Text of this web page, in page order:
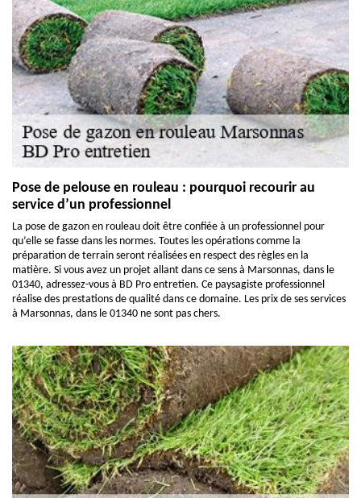
Pose de pelouse en rouleau : pourquoi recourir au
service d’un professionnel
La pose de gazon en rouleau doit être confiée à un professionnel pour
qu’elle se fasse dans les normes. Toutes les opérations comme la
préparation de terrain seront réalisées en respect des règles en la
matière. Si vous avez un projet allant dans ce sens à Marsonnas, dans le
01340, adressez-vous à BD Pro entretien. Ce paysagiste professionnel
réalise des prestations de qualité dans ce domaine. Les prix de ses services
à Marsonnas, dans le 01340 ne sont pas chers.